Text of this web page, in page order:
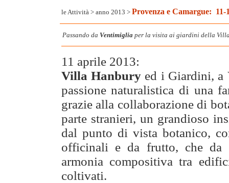
le Attività> anno 2013 > Provenza e Camargue: 11-
Passando da Ventimiglia per la visita ai giardini della
11 aprile 2013:
Villa Hanburyed i Giardini, a
passione naturalistica di una
grazie alla collaborazione di
parte stranieri, un grandioso
dal punto di vista botanico,
officinali e da frutto, che da
armonia compositiva tra
coltivati.